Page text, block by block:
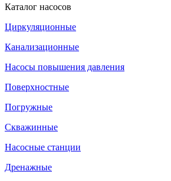
Каталог насосов
Циркуляционные
Канализационные
Насосы повышения давления
Поверхностные
Погружные
Скважинные
Насосные станции
Дренажные